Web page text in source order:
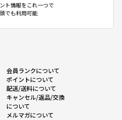
ト情報をこれ一つで
でも利用可能
会員ランクについて
ポイントについて
配送/送料について
キャンセル/返品/交換
について
メルマガについて